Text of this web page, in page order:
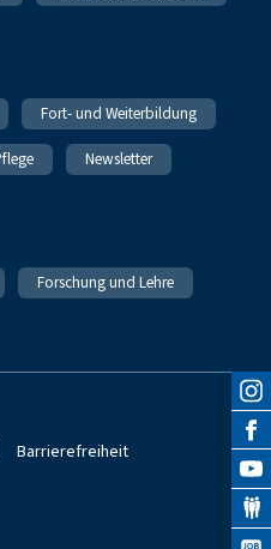
Fort- und Weiterbildung
Newsletter
Forschung und Lehre
Barrierefreiheit